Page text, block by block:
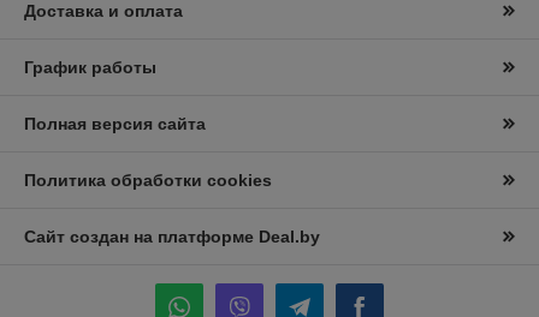
Доставка и оплата
График работы
Полная версия сайта
Политика обработки cookies
Сайт создан на платформе Deal.by